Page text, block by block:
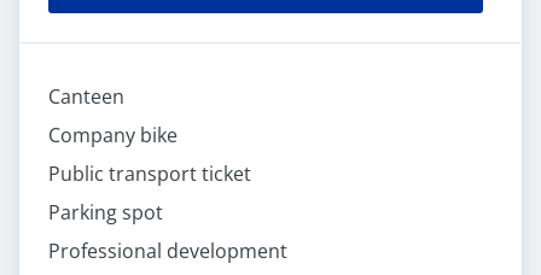
Canteen
Company bike
Public transport ticket
Parking spot
Professional development